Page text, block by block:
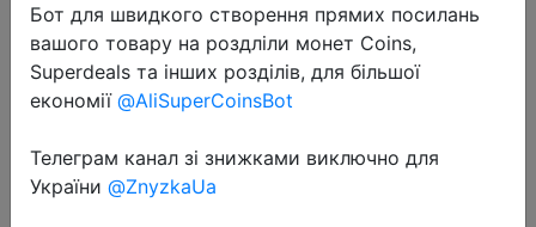
2022-05-12
Планшет Xiaomi Pad 5, Snapdragon
Бот для швидкого створення прямих посилань
вашого товару на роздліли монет Coins,
Superdeals та інших розділів, для більшої
економії @AliSuperCoinsBot
Телеграм канал зі знижками виключно для
України @ZnyzkaUa